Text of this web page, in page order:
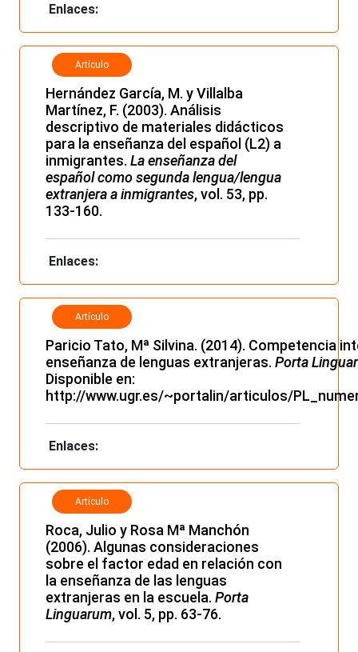
Enlaces:
Artículo
Hernández García, M. y Villalba
Martínez, F. (2003). Análisis
descriptivo de materiales didácticos
para la enseñanza del español (L2) a
inmigrantes. La enseñanza del
español como segunda lengua/lengua
extranjera a inmigrantes, vol. 53, pp.
133-160.
Enlaces:
Artículo
Paricio Tato, Mª Silvina. (2014). Competencia
enseñanza de lenguas extranjeras. Porta
Disponible en:
http://www.ugr.es/~portalin/articulos/
Enlaces:
Artículo
Roca, Julio y Rosa Mª Manchón
(2006). Algunas consideraciones
sobre el factor edad en relación con
la enseñanza de las lenguas
extranjeras en la escuela. Porta
Linguarum, vol. 5, pp. 63-76.